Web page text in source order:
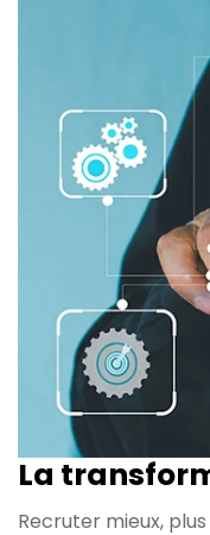
La
Recruter mieux,